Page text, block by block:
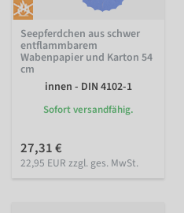
Seepferdchen aus schwer
entflammbarem
Wabenpapier und Karton 54
cm
innen - DIN 4102-1
Sofort versandfähig.
27,31 €
22,95 EUR zzgl. ges. MwSt.